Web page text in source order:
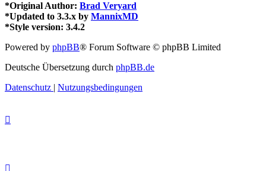
*Original Author: Brad Veryard
*Updated to 3.3.x by MannixMD
*Style version: 3.4.2
Powered by phpBB® Forum Software © phpBB Limited
Deutsche Übersetzung durch phpBB.de
Datenschutz
Nutzungsbedingungen